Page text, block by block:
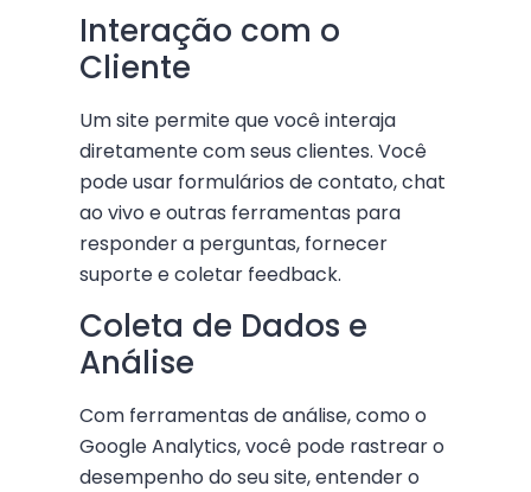
Interação com o
Cliente
Um site permite que você interaja
diretamente com seus clientes. Você
pode usar formulários de contato, chat
ao vivo e outras ferramentas para
responder a perguntas, fornecer
suporte e coletar feedback.
Coleta de Dados e
Análise
Com ferramentas de análise, como o
Google Analytics, você pode rastrear o
desempenho do seu site, entender o